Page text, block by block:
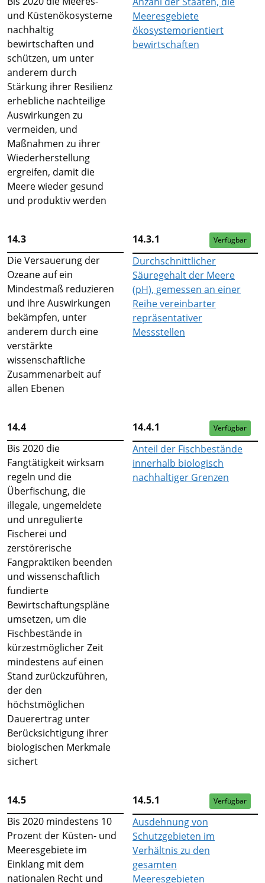
und Küstenökosysteme
nachhaltig
bewirtschaften und
schützen, um unter
anderem durch
Stärkung ihrer Resilienz
erhebliche nachteilige
Auswirkungen zu
vermeiden, und
Maßnahmen zu ihrer
Wiederherstellung
ergreifen, damit die
Meere wieder gesund
und produktiv werden
Meeresgebiete
ökosystemorientiert
bewirtschaften
14.3
Die Versauerung der
Ozeane auf ein
Mindestmaß reduzieren
und ihre Auswirkungen
bekämpfen, unter
anderem durch eine
verstärkte
wissenschaftliche
Zusammenarbeit auf
allen Ebenen
14.3.1 Verfügbar
Durchschnittlicher
Säuregehalt der Meere
(pH), gemessen an einer
Reihe vereinbarter
repräsentativer
Messstellen
14.4
Bis 2020 die
Fangtätigkeit wirksam
regeln und die
Überfischung, die
illegale, ungemeldete
und unregulierte
Fischerei und
zerstörerische
Fangpraktiken beenden
und wissenschaftlich
fundierte
Bewirtschaftungspläne
umsetzen, um die
Fischbestände in
kürzestmöglicher Zeit
mindestens auf einen
Stand zurückzuführen,
der den
höchstmöglichen
Dauerertrag unter
Berücksichtigung ihrer
biologischen Merkmale
sichert
14.4.1 Verfügbar
Anteil der Fischbestände
innerhalb biologisch
nachhaltiger Grenzen
14.5
Bis 2020 mindestens 10
Prozent der Küsten- und
Meeresgebiete im
Einklang mit dem
nationalen Recht und
14.5.1 Verfügbar
Ausdehnung von
Schutzgebieten im
Verhältnis zu den
gesamten
Meeresgebieten